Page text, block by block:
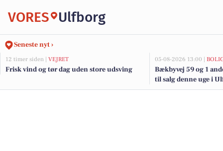
VORES Ulfborg
Seneste nyt ›
12 timer siden | VEJRET
Frisk vind og tør dag uden store udsving
05-08-2026 13:00 |
Bækbyvej 59 og 1
til salg denne uge i
her.